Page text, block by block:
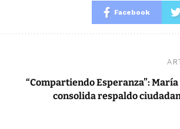
Facebook
“Compartiendo Esperanza”: María
consolida respaldo